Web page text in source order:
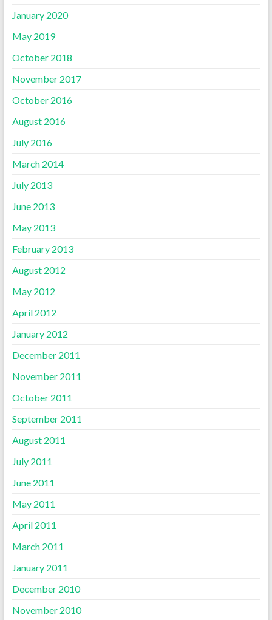
January 2020
May 2019
October 2018
November 2017
October 2016
August 2016
July 2016
March 2014
July 2013
June 2013
May 2013
February 2013
August 2012
May 2012
April 2012
January 2012
December 2011
November 2011
October 2011
September 2011
August 2011
July 2011
June 2011
May 2011
April 2011
March 2011
January 2011
December 2010
November 2010